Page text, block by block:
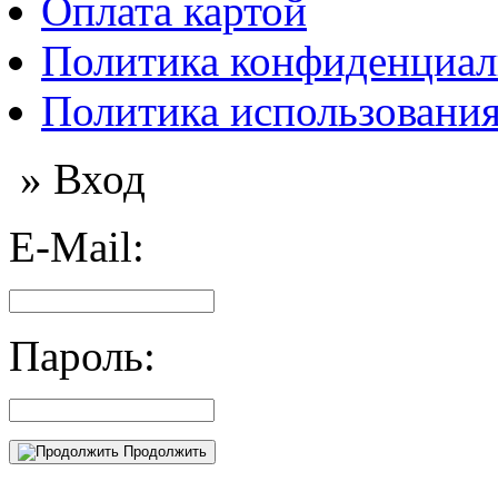
Оплата картой
Политика
Политика
» Вход
E-Mail:
Пароль:
Продолжить